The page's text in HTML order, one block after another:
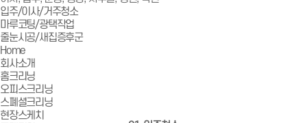
입주/이사/거주청소
마루코팅/광택작업
줄눈시공/새집증후군
Home
회사소개
홈크리닝
오피스크리닝
스폐셜크리닝
현장스케치